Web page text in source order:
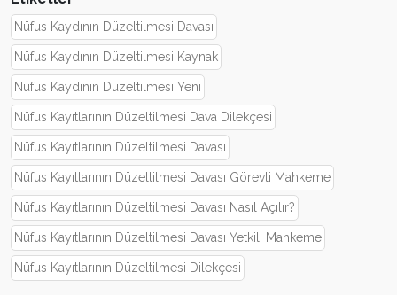
Nüfus Kaydının Düzeltilmesi Davası
Nüfus Kaydının Düzeltilmesi Kaynak
Nüfus Kaydının Düzeltilmesi Yeni
Nüfus Kayıtlarının Düzeltilmesi Dava Dilekçesi
Nüfus Kayıtlarının Düzeltilmesi Davası
Nüfus Kayıtlarının Düzeltilmesi Davası Görevli Mahkeme
Nüfus Kayıtlarının Düzeltilmesi Davası Nasıl Açılır?
Nüfus Kayıtlarının Düzeltilmesi Davası Yetkili Mahkeme
Nüfus Kayıtlarının Düzeltilmesi Dilekçesi